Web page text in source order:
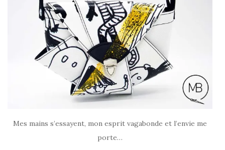
Mes mains s’essayent, mon esprit vagabonde et l’envie me
porte…